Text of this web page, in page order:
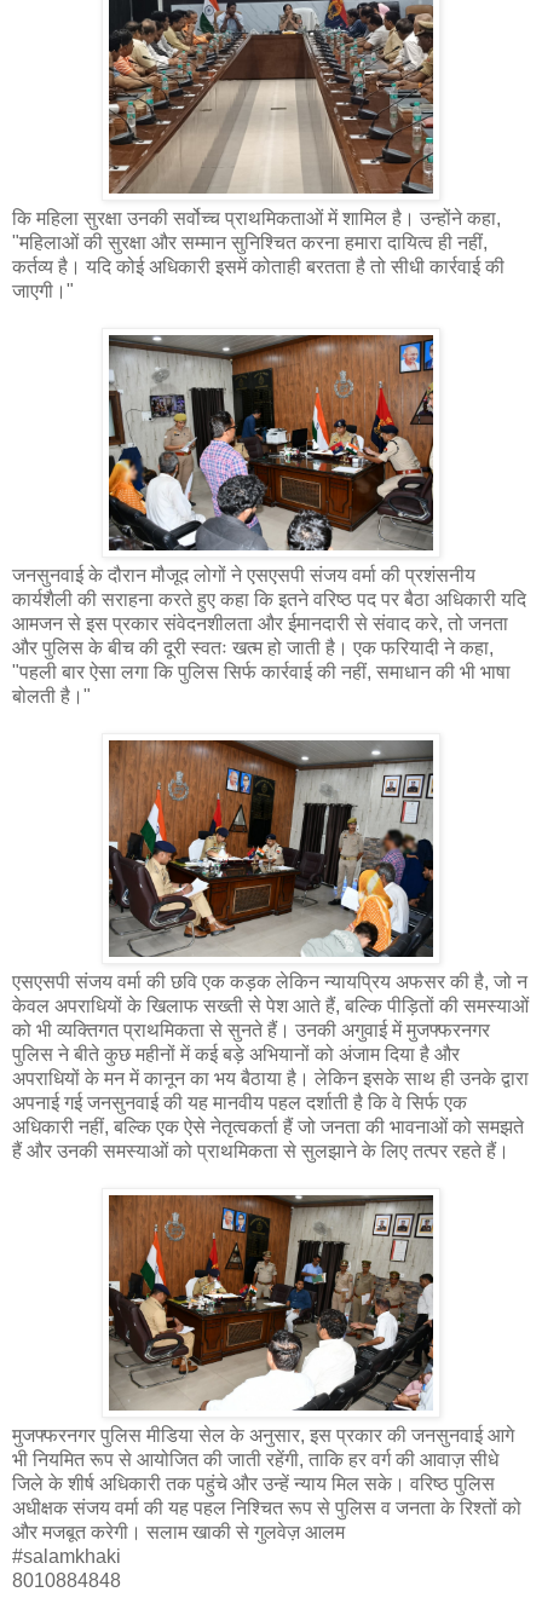
कि महिला सुरक्षा उनकी सर्वोच्च प्राथमिकताओं में शामिल है। उन्होंने कहा,
"महिलाओं की सुरक्षा और सम्मान सुनिश्चित करना हमारा दायित्व ही नहीं,
कर्तव्य है। यदि कोई अधिकारी इसमें कोताही बरतता है तो सीधी कार्रवाई की
जाएगी।"
जनसुनवाई के दौरान मौजूद लोगों ने एसएसपी संजय वर्मा की प्रशंसनीय
कार्यशैली की सराहना करते हुए कहा कि इतने वरिष्ठ पद पर बैठा अधिकारी यदि
आमजन से इस प्रकार संवेदनशीलता और ईमानदारी से संवाद करे, तो जनता
और पुलिस के बीच की दूरी स्वतः खत्म हो जाती है। एक फरियादी ने कहा,
"पहली बार ऐसा लगा कि पुलिस सिर्फ कार्रवाई की नहीं, समाधान की भी भाषा
बोलती है।"
एसएसपी संजय वर्मा की छवि एक कड़क लेकिन न्यायप्रिय अफसर की है, जो न
केवल अपराधियों के खिलाफ सख्ती से पेश आते हैं, बल्कि पीड़ितों की समस्याओं
को भी व्यक्तिगत प्राथमिकता से सुनते हैं। उनकी अगुवाई में मुजफ्फरनगर
पुलिस ने बीते कुछ महीनों में कई बड़े अभियानों को अंजाम दिया है और
अपराधियों के मन में कानून का भय बैठाया है। लेकिन इसके साथ ही उनके द्वारा
अपनाई गई जनसुनवाई की यह मानवीय पहल दर्शाती है कि वे सिर्फ एक
अधिकारी नहीं, बल्कि एक ऐसे नेतृत्वकर्ता हैं जो जनता की भावनाओं को समझते
हैं और उनकी समस्याओं को प्राथमिकता से सुलझाने के लिए तत्पर रहते हैं।
मुजफ्फरनगर पुलिस मीडिया सेल के अनुसार, इस प्रकार की जनसुनवाई आगे
भी नियमित रूप से आयोजित की जाती रहेंगी, ताकि हर वर्ग की आवाज़ सीधे
जिले के शीर्ष अधिकारी तक पहुंचे और उन्हें न्याय मिल सके। वरिष्ठ पुलिस
अधीक्षक संजय वर्मा की यह पहल निश्चित रूप से पुलिस व जनता के रिश्तों को
और मजबूत करेगी। सलाम खाकी से गुलवेज़ आलम
#salamkhaki
8010884848